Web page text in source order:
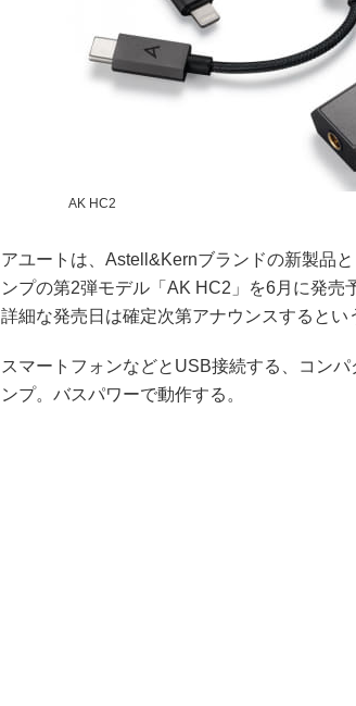
AK HC2
アユートは、Astell&Kernブランドの新製品
ンプの第2弾モデル「AK HC2」を6月に発売
詳細な発売日は確定次第アナウンスするとい
スマートフォンなどとUSB接続する、コン
ンプ。バスパワーで動作する。